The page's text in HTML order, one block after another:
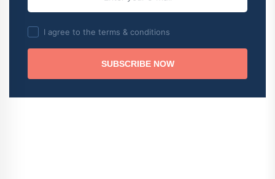
I agree to the terms & conditions
SUBSCRIBE NOW